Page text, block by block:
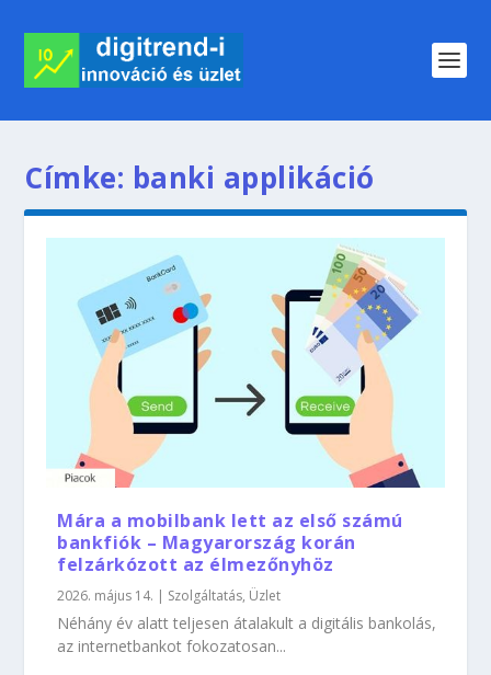
Címke: banki applikáció
Mára a mobilbank lett az első számú
bankfiók – Magyarország korán
felzárkózott az élmezőnyhöz
2026. május 14. | Szolgáltatás, Üzlet
Néhány év alatt teljesen átalakult a digitális bankolás,
az internetbankot fokozatosan...